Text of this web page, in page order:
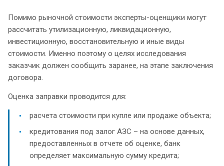
Помимо рыночной стоимости эксперты-оценщики могут
рассчитать утилизационную, ликвидационную,
инвестиционную, восстановительную и иные виды
стоимости. Именно поэтому о целях исследования
заказчик должен сообщить заранее, на этапе заключения
договора.
Оценка заправки проводится для:
расчета стоимости при купле или продаже объекта;
кредитования под залог АЗС – на основе данных,
предоставленных в отчете об оценке, банк
определяет максимальную сумму кредита;